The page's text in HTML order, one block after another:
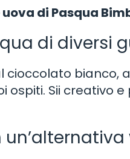
di Pasqua
di diversi
cioccolato
ospiti. Sii creativo